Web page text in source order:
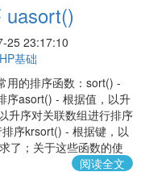
uasort()
25 23:17:10
基础
用的排序函数：sort() -
序asort() - 根据值，以升
升序对关联数组进行排序
序krsort() - 根据键，以
了；关于这些函数的使
阅读全文